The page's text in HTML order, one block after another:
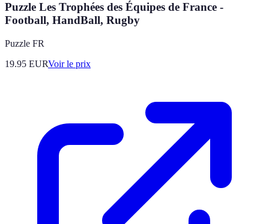
Puzzle Les Trophées des Équipes de France -
Football, HandBall, Rugby
Puzzle FR
19.95 EURVoir le prix